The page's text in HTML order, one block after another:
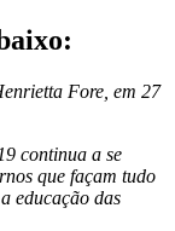
Fore, em 27
continua a se
que façam tudo
educação das